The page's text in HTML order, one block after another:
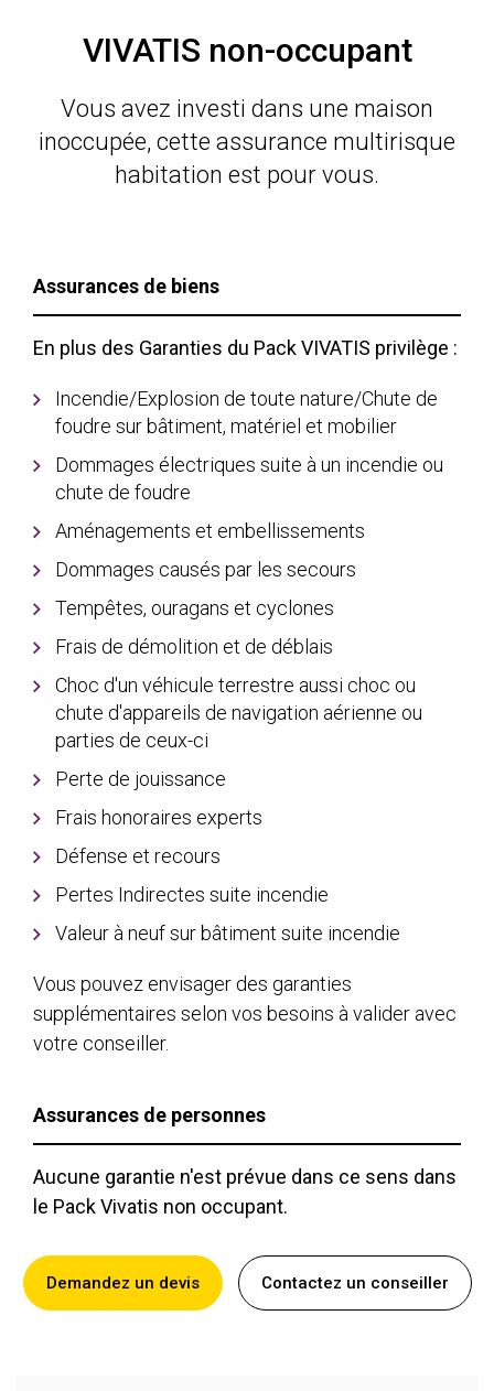
VIVATIS non-occupant
Vous avez investi dans une maison
inoccupée, cette assurance multirisque
habitation est pour vous.
Assurances de biens
En plus des Garanties du Pack VIVATIS privilège :
Incendie/Explosion de toute nature/Chute de
foudre sur bâtiment, matériel et mobilier
Dommages électriques suite à un incendie ou
chute de foudre
Aménagements et embellissements
Dommages causés par les secours
Tempêtes, ouragans et cyclones
Frais de démolition et de déblais
Choc d'un véhicule terrestre aussi choc ou
chute d'appareils de navigation aérienne ou
parties de ceux-ci
Perte de jouissance
Frais honoraires experts
Défense et recours
Pertes Indirectes suite incendie
Valeur à neuf sur bâtiment suite incendie
Vous pouvez envisager des garanties
supplémentaires selon vos besoins à valider avec
votre conseiller.
Assurances de personnes
Aucune garantie n'est prévue dans ce sens dans
le Pack Vivatis non occupant.
Demandez un devis Contactez un conseiller